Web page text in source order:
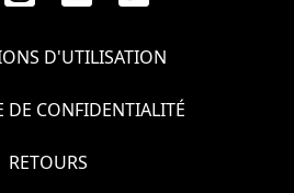
D'UTILISATION
CONFIDENTIALITÉ
RETOURS